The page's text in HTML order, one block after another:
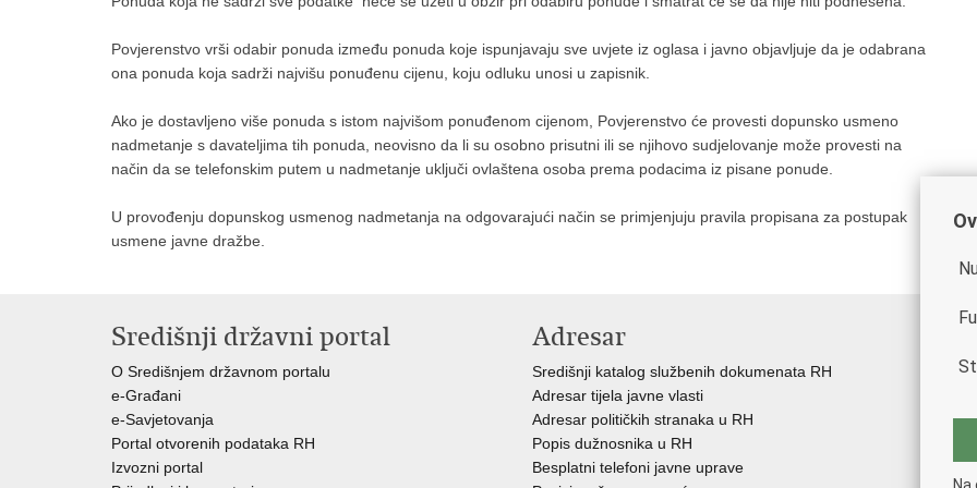
Povjerenstvo vrši odabir ponuda između ponuda koje ispunjavaju sve uvjete iz oglasa i javno objavljuje da je odabrana
ona ponuda koja sadrži najvišu ponuđenu cijenu, koju odluku unosi u zapisnik.
Ako je dostavljeno više ponuda s istom najvišom ponuđenom cijenom, Povjerenstvo će provesti dopunsko usmeno
nadmetanje s davateljima tih ponuda, neovisno da li su osobno prisutni ili se njihovo sudjelovanje može provesti na
način da se telefonskim putem u nadmetanje uključi ovlaštena osoba prema podacima iz pisane ponude.
U provođenju dopunskog usmenog nadmetanja na odgovarajući način se primjenjuju pravila propisana za postupak
usmene javne dražbe.
Središnji državni portal
O Središnjem državnom portalu
e-Građani
e-Savjetovanja
Portal otvorenih podataka RH
Izvozni portal
Adresar
Središnji katalog službenih dokumenata RH
Adresar tijela javne vlasti
Adresar političkih stranaka u RH
Popis dužnosnika u RH
Besplatni telefoni javne uprave